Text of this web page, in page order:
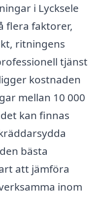
i Lycksele
flera faktorer,
ritningens
tjänst
kostnaden
mellan 10 000
kan finnas
bästa
att jämföra
inom